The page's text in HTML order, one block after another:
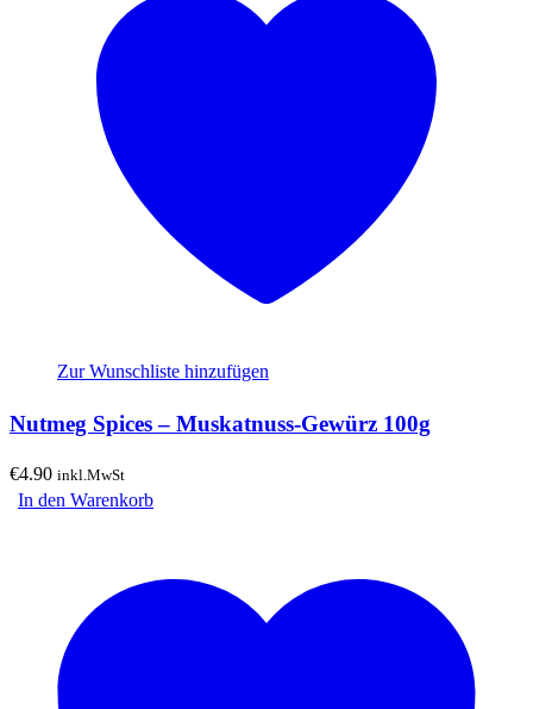
Zur Wunschliste hinzufügen
Nutmeg Spices – Muskatnuss-Gewürz 100g
€4.90 inkl.MwSt
In den Warenkorb